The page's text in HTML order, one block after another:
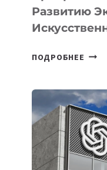
Развитию
ПОДРОБНЕЕ В
ПО